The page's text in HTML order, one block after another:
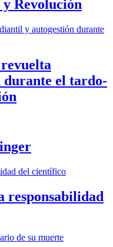
Revolución
durante el tardo-
responsabilidad